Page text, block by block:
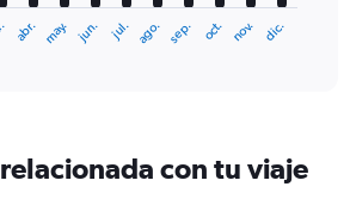
abr. may. jun. jul. ago. sep. oct. nov. dic.
con tu viaje